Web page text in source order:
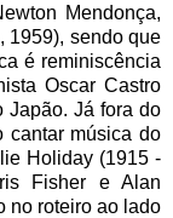
Mendonça,
1959), sendo que
é reminiscência
Oscar Castro
Japão. Já fora do
cantar música do
Holiday (1915 -
Fisher e Alan
no roteiro ao lado